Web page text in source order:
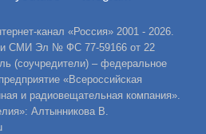
канал «Россия» 2001 - 2026.
СМИ Эл № ФС 77-59166 от 22
(соучредители) – федеральное
«Всероссийская
и радиовещательная компания».
Алтынникова В.